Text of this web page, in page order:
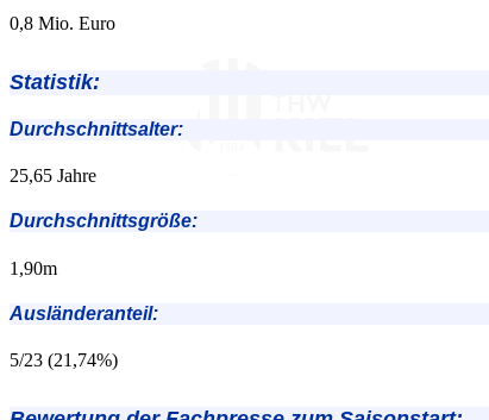
0,8 Mio. Euro
Statistik:
Durchschnittsalter:
25,65 Jahre
Durchschnittsgröße:
1,90m
Ausländeranteil:
5/23 (21,74%)